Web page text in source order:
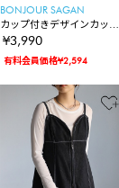
BONJOUR SAGAN
カップ付きデザインカット
アメスリタンク
¥3,990
有料会員価格¥2,594